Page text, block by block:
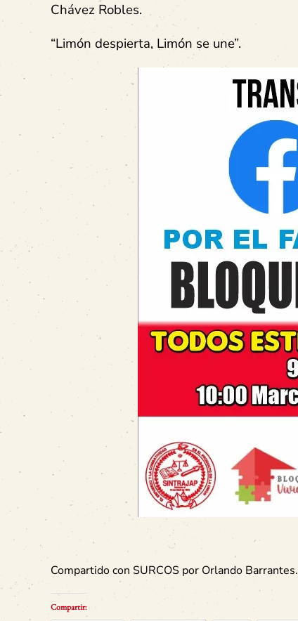
Chávez Robles.
“Limón despierta, Limón se une”.
Compartido con SURCOS por Orlando Barrantes.
Compartir: